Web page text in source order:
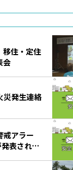
移住・定住
会
災発生連絡
戒アラー
表されて